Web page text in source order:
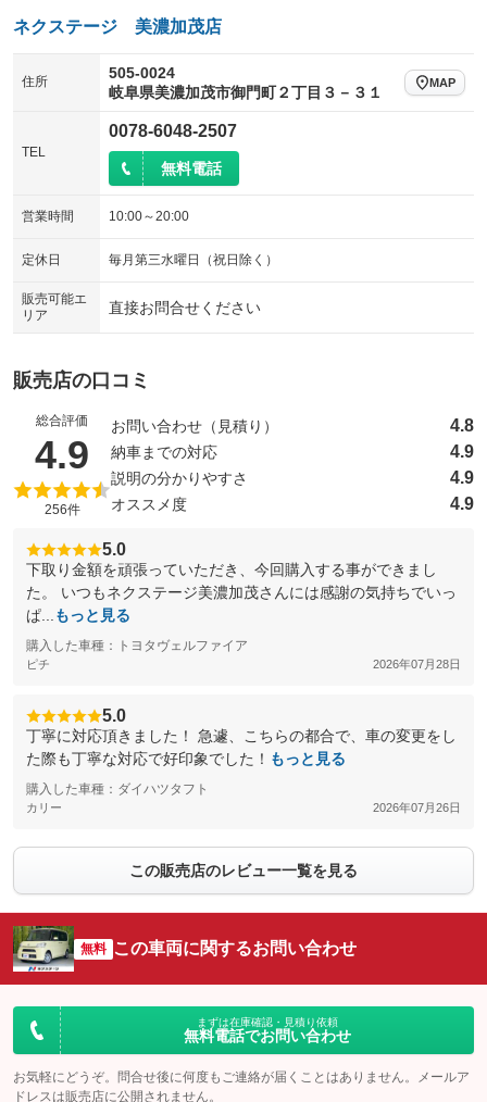
ネクステージ 美濃加茂店
住所
505-0024
岐阜県美濃加茂市御門町２丁目３－３１
MAP
TEL
0078-6048-2507
無料電話
営業時間 10:00～20:00
定休日 毎月第三水曜日（祝日除く）
販売可能エ
リア
直接お問合せください
販売店の口コミ
総合評価
4.9 （5点満点中）
256件
お問い合わせ（見積り） 4.8
納車までの対応 4.9
説明の分かりやすさ 4.9
オススメ度 4.9
5.0
下取り金額を頑張っていただき、今回購入する事ができまし
た。 いつもネクステージ美濃加茂さんには感謝の気持ちでいっ
ぱ...
もっと見る
購入した車種：トヨタヴェルファイア
ピチ 2026年07月28日
5.0
丁寧に対応頂きました！ 急遽、こちらの都合で、車の変更をし
た際も丁寧な対応で好印象でした！ もっと見る
購入した車種：ダイハツタフト
カリー 2026年07月26日
この販売店のレビュー一覧を見る
無料 この車両に関するお問い合わせ
まずは在庫確認・見積り依頼
無料電話でお問い合わせ
お気軽にどうぞ。問合せ後に何度もご連絡が届くことはありません。メールア
ドレスは販売店に公開されません。